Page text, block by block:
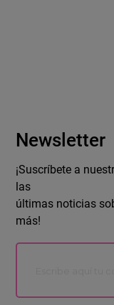
Newsletter
¡Suscríbete a
las
últimas noticias
más!